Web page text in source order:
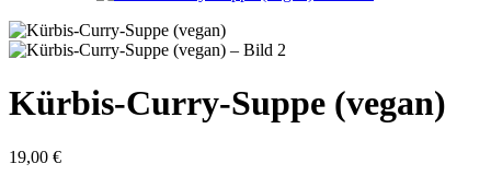
Kürbis-Curry-Suppe (vegan)
19,00 €